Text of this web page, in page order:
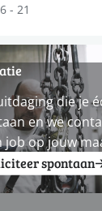
- 21
die je
en we
job op jouw
spontaan